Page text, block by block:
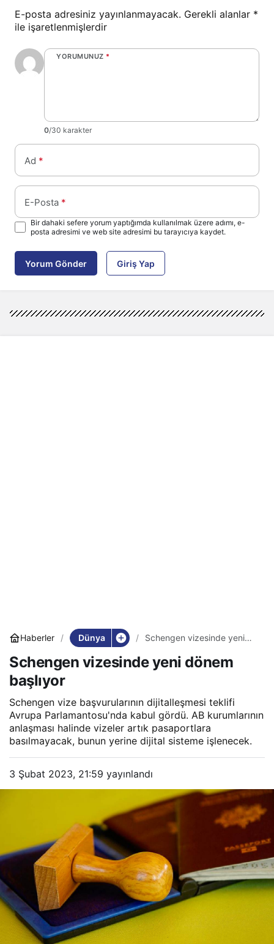
E-posta adresiniz yayınlanmayacak. Gerekli alanlar *
ile işaretlenmişlerdir
YORUMUNUZ *
0/30 karakter
Ad *
E-Posta *
Bir dahaki sefere yorum yaptığımda kullanılmak üzere adımı, e-
posta adresimi ve web site adresimi bu tarayıcıya kaydet.
Yorum Gönder Giriş Yap
Haberler Dünya
Schengen vizesinde yeni
Schengen vizesinde yeni dönem
başlıyor
Schengen vize başvurularının dijitalleşmesi teklifi
Avrupa Parlamantosu'nda kabul gördü. AB kurumlarının
anlaşması halinde vizeler artık pasaportlara
basılmayacak, bunun yerine dijital sisteme işlenecek.
3 Şubat 2023, 21:59 yayınlandı